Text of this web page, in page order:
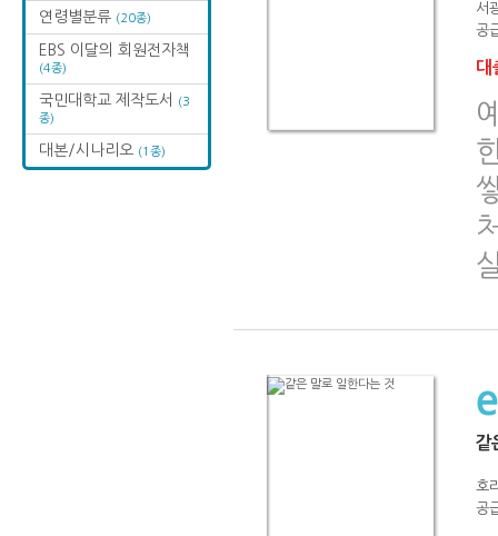
연령별분류 (20종)
EBS 이달의 회원전자책
(4종)
국민대학교 제작도서
(3
종)
대본/시나리오 (1종)
서
공
대
같
호
공